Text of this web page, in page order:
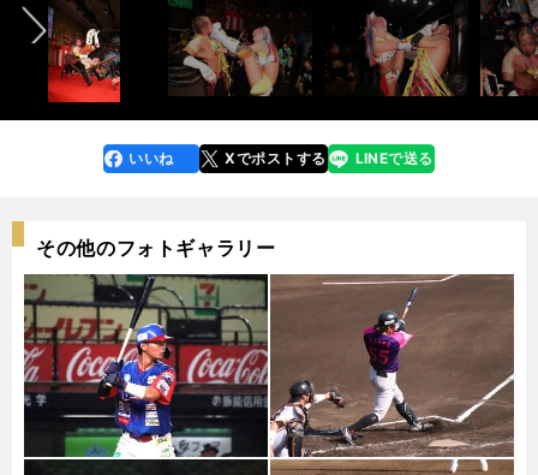
faceboo
k
いいね Xでポストする
line LINEで送る
その他のフォトギャラリー